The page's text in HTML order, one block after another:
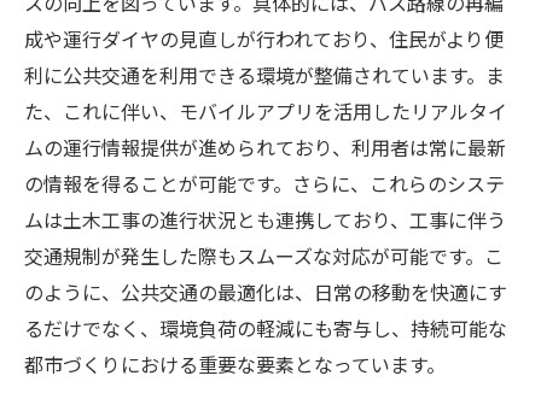
成や運行ダイヤの見直しが行われており、住民がより便
利に公共交通を利用できる環境が整備されています。ま
た、これに伴い、モバイルアプリを活用したリアルタイ
ムの運行情報提供が進められており、利用者は常に最新
の情報を得ることが可能です。さらに、これらのシステ
ムは土木工事の進行状況とも連携しており、工事に伴う
交通規制が発生した際もスムーズな対応が可能です。こ
のように、公共交通の最適化は、日常の移動を快適にす
るだけでなく、環境負荷の軽減にも寄与し、持続可能な
都市づくりにおける重要な要素となっています。